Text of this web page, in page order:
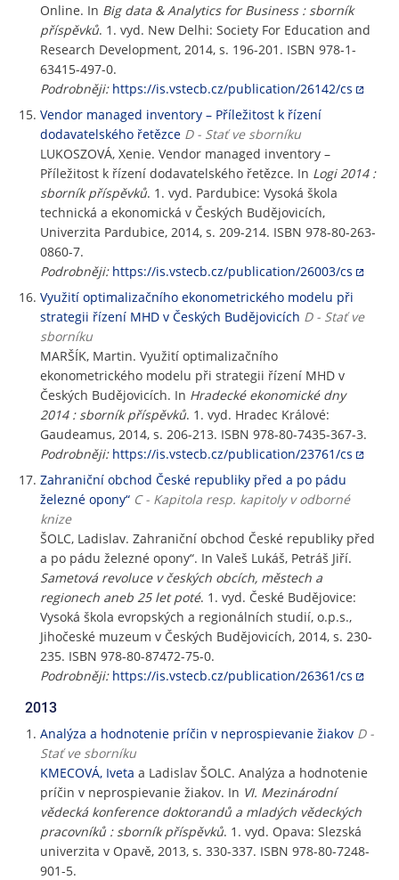
Online. In Big data & Analytics for Business : sborník
příspěvků. 1. vyd. New Delhi: Society For Education and
Research Development, 2014, s. 196-201. ISBN 978-1-
63415-497-0.
Podrobněji: https://is.vstecb.cz/publication/26142/cs
Vendor managed inventory – Příležitost k řízení
dodavatelského řetězce D - Stať ve sborníku
LUKOSZOVÁ, Xenie. Vendor managed inventory –
Příležitost k řízení dodavatelského řetězce. In Logi 2014 :
sborník příspěvků. 1. vyd. Pardubice: Vysoká škola
technická a ekonomická v Českých Budějovicích,
Univerzita Pardubice, 2014, s. 209-214. ISBN 978-80-263-
0860-7.
Podrobněji: https://is.vstecb.cz/publication/26003/cs
Využití optimalizačního ekonometrického modelu při
strategii řízení MHD v Českých Budějovicích D - Stať ve
sborníku
MARŠÍK, Martin. Využití optimalizačního
ekonometrického modelu při strategii řízení MHD v
Českých Budějovicích. In Hradecké ekonomické dny
2014 : sborník příspěvků. 1. vyd. Hradec Králové:
Gaudeamus, 2014, s. 206-213. ISBN 978-80-7435-367-3.
Podrobněji: https://is.vstecb.cz/publication/23761/cs
Zahraniční obchod České republiky před a po pádu
železné opony“ C - Kapitola resp. kapitoly v odborné
knize
ŠOLC, Ladislav. Zahraniční obchod České republiky před
a po pádu železné opony“. In Valeš Lukáš, Petráš Jiří.
Sametová revoluce v českých obcích, městech a
regionech aneb 25 let poté. 1. vyd. České Budějovice:
Vysoká škola evropských a regionálních studií, o.p.s.,
Jihočeské muzeum v Českých Budějovicích, 2014, s. 230-
235. ISBN 978-80-87472-75-0.
Podrobněji: https://is.vstecb.cz/publication/26361/cs
2013
Analýza a hodnotenie príčin v neprospievanie žiakov D -
Stať ve sborníku
KMECOVÁ, Iveta a Ladislav ŠOLC. Analýza a hodnotenie
príčin v neprospievanie žiakov. In VI. Mezinárodní
vědecká konference doktorandů a mladých vědeckých
pracovníků : sborník příspěvků. 1. vyd. Opava: Slezská
univerzita v Opavě, 2013, s. 330-337. ISBN 978-80-7248-
901-5.